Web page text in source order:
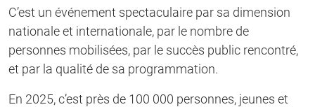
C’est un événement spectaculaire par sa dimension
nationale et internationale, par le nombre de
personnes mobilisées, par le succès public rencontré,
et par la qualité de sa programmation.
En 2025, c’est près de 100 000 personnes, jeunes et